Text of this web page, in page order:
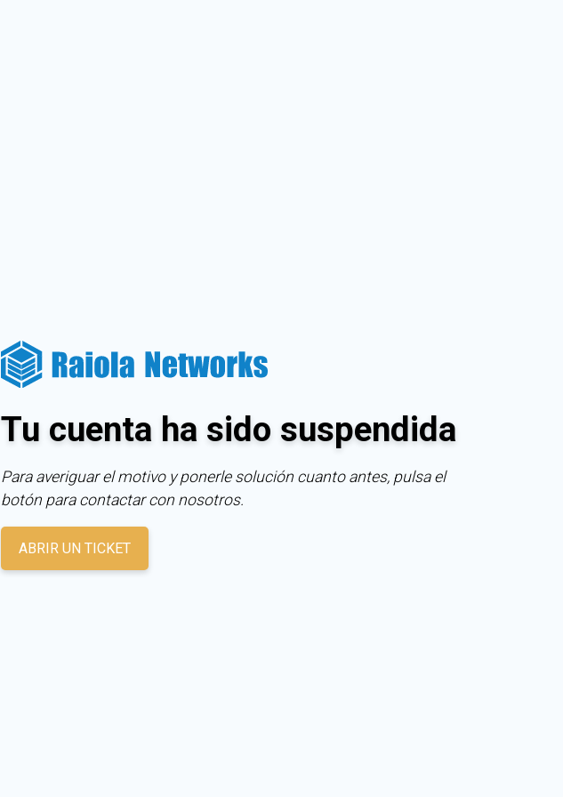
Tu cuenta ha sido suspendida
Para averiguar el motivo y ponerle solución cuanto antes, pulsa el
botón para contactar con nosotros.
ABRIR UN TICKET